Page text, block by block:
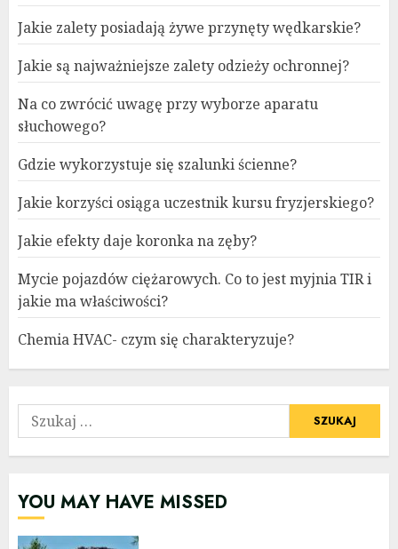
Jakie zalety posiadają żywe przynęty wędkarskie?
Jakie są najważniejsze zalety odzieży ochronnej?
Na co zwrócić uwagę przy wyborze aparatu
słuchowego?
Gdzie wykorzystuje się szalunki ścienne?
Jakie korzyści osiąga uczestnik kursu fryzjerskiego?
Jakie efekty daje koronka na zęby?
Mycie pojazdów ciężarowych. Co to jest myjnia TIR i
jakie ma właściwości?
Chemia HVAC- czym się charakteryzuje?
Szukaj:
YOU MAY HAVE MISSED